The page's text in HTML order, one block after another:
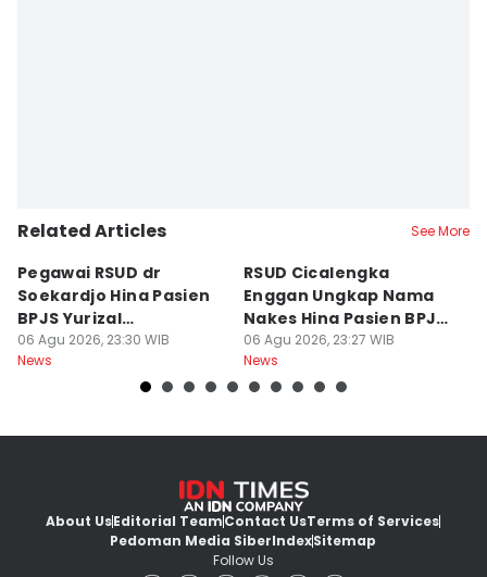
Related Articles See More
Pegawai RSUD dr
Soekardjo Hina Pasien
BPJS Yurizal
Mengundurkan Diri
06 Agu 2026, 23:30 WIB
News
RSUD Cicalengka
Enggan Ungkap Nama
Nakes Hina Pasien BPJS
Yurizal
06 Agu 2026, 23:27 WIB
News
About UsEditorial TeamContact UsTerms of Services
Pedoman Media SiberIndexSitemap
Follow Us